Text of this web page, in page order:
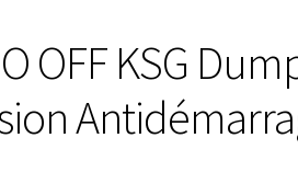
OFF KSG